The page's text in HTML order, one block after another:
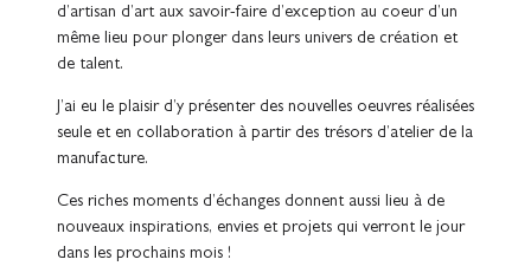
d’artisan d’art aux savoir-faire d’exception au coeur d’un
même lieu pour plonger dans leurs univers de création et
de talent.
J’ai eu le plaisir d’y présenter des nouvelles oeuvres réalisées
seule et en collaboration à partir des trésors d’atelier de la
manufacture.
Ces riches moments d’échanges donnent aussi lieu à de
nouveaux inspirations, envies et projets qui verront le jour
dans les prochains mois !